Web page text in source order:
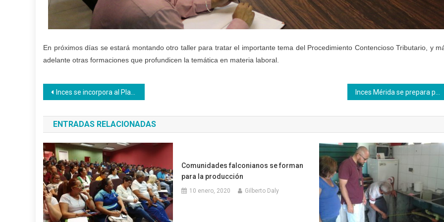
En próximos días se estará montando otro taller para tratar el importante tema del Procedimiento Contencioso Tributario, y
adelante otras formaciones que profundicen la temática en materia laboral.
Navegación
de
entradas
Inces se incorpora al Plan Nacional de Abordaje de Conucos Escolares
ENTRADAS RELACIONADAS
Comunidades falconianos se forman
para la producción
10 enero, 2020 Gilberto Daly